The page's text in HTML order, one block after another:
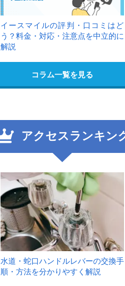
イースマイルの評判・口コミはど
う？料金・対応・注意点を中立的に
解説
コラム一覧を見る
アクセスランキン
2
水道・蛇口ハンドルレバーの交換手
順・方法を分かりやすく解説